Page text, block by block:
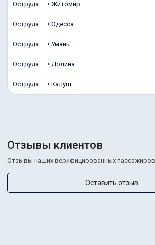
Оструда ⟶ Житомир
Оструда ⟶ Одесса
Оструда ⟶ Умань
Оструда ⟶ Долина
Оструда ⟶ Калуш
Отзывы клиентов
Отзывы наших верифицированных пассажиров
Оставить отзыв